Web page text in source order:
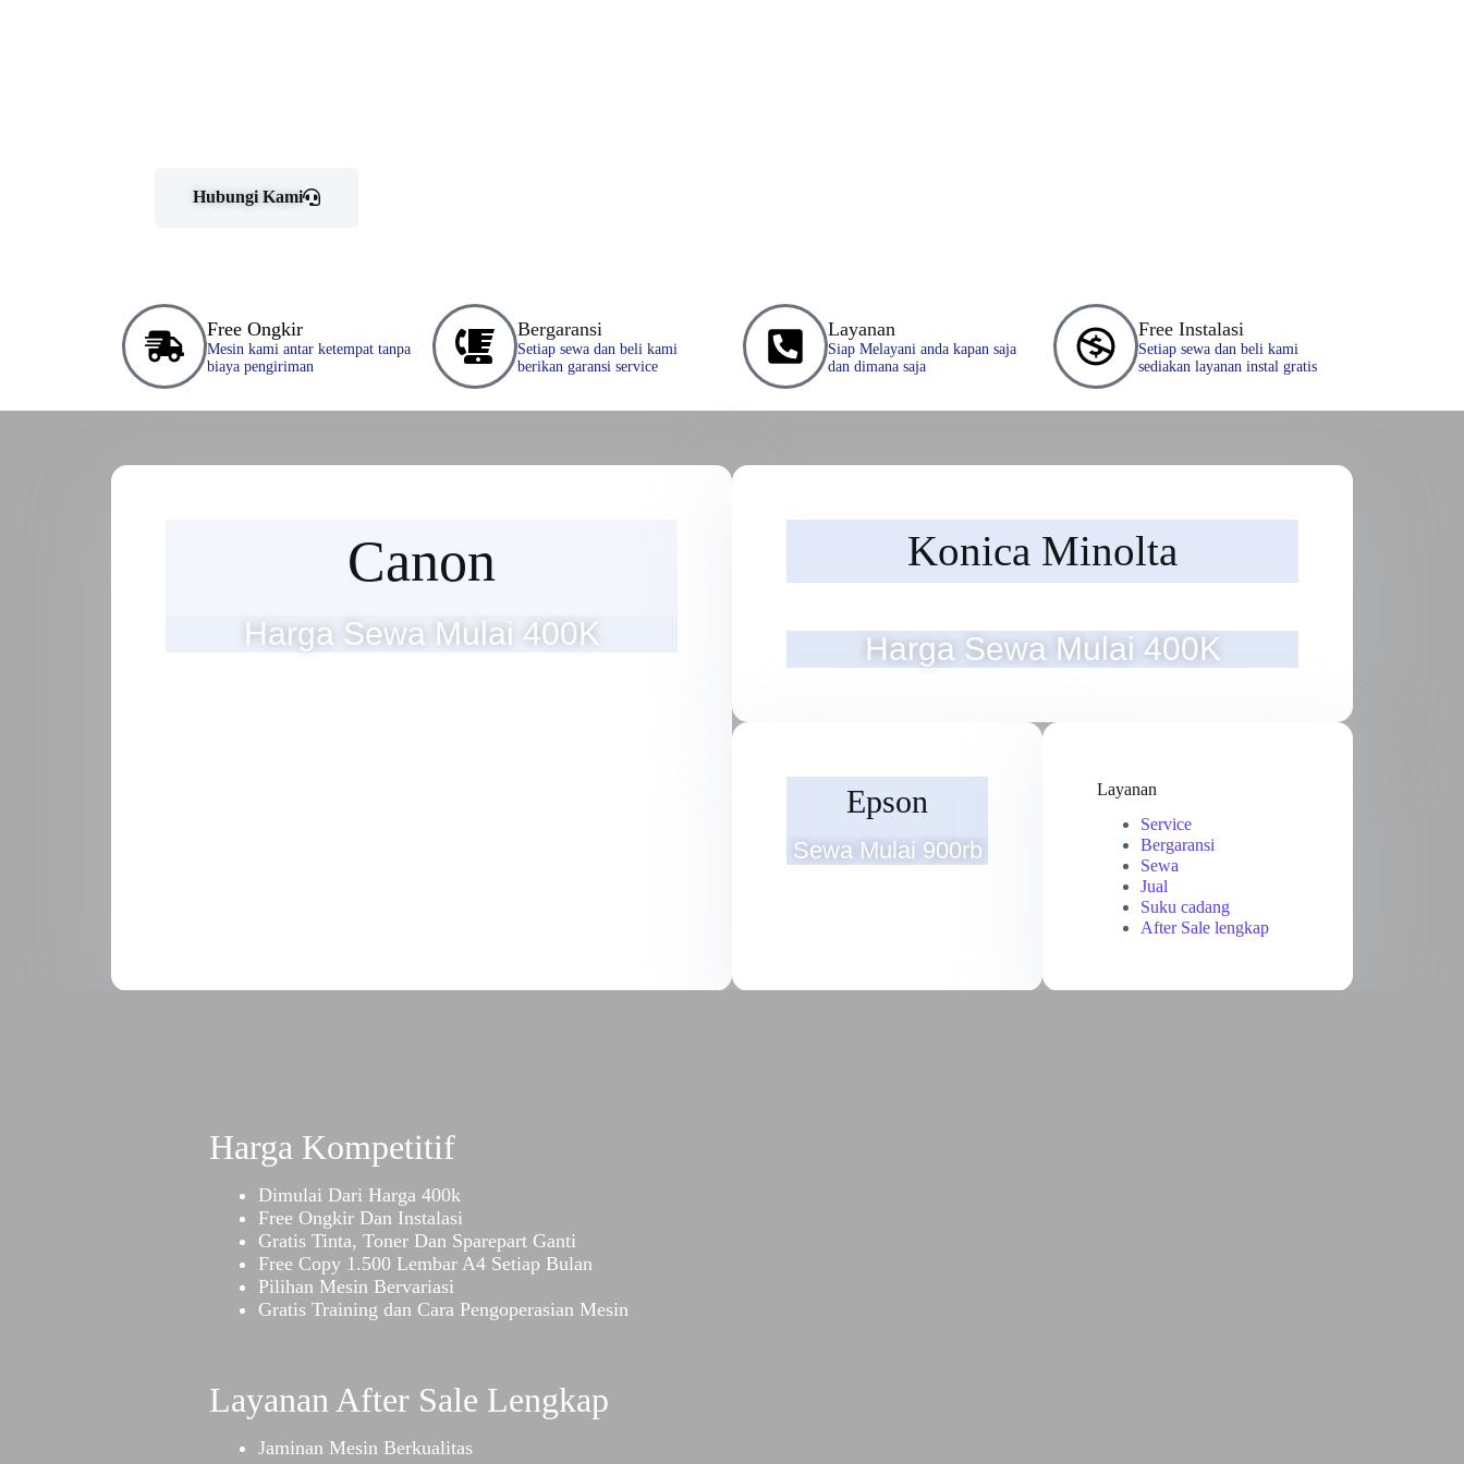
Hubungi Kami
Free Ongkir
Mesin kami antar ketempat tanpa
biaya pengiriman
Bergaransi
Setiap sewa dan beli kami
berikan garansi service
Layanan
Siap Melayani anda kapan saja
dan dimana saja
Free Instalasi
Setiap sewa dan beli kami
sediakan layanan instal gratis
Canon
Harga Sewa Mulai 400K
Konica Minolta
Harga Sewa Mulai 400K
Epson
Sewa Mulai 900rb
Layanan
Service
Bergaransi
Sewa
Jual
Suku cadang
After Sale lengkap
Harga Kompetitif
Dimulai Dari Harga 400k
Free Ongkir Dan Instalasi
Gratis Tinta, Toner Dan Sparepart Ganti
Free Copy 1.500 Lembar A4 Setiap Bulan
Pilihan Mesin Bervariasi
Gratis Training dan Cara Pengoperasian Mesin
Layanan After Sale Lengkap
Jaminan Mesin Berkualitas